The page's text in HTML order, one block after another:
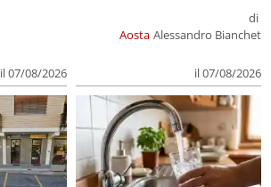
il 07/08/2026
Aosta
di
Alessandro Bianchet
il 07/08/2026